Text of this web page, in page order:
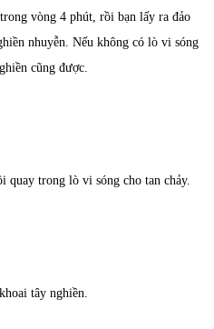
vòng 4 phút, rồi bạn lấy ra đảo
nhuyễn. Nếu không có lò vi sóng
cũng được.
quay trong lò vi sóng cho tan chảy.
tây nghiền.